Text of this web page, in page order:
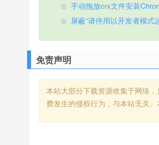
手动拖放crx文件安装
屏蔽“请停用以开发者模式
免责声明
本站大部分下载资源收集于网络
费发生的侵权行为，与本站无关